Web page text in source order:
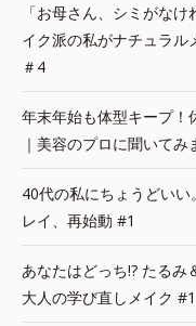
「お母さん、シミがな
イク派の私がナチュラル
＃4
年末年始も体型キープ！
｜美容のプロに聞いてみ
40代の私にちょうどい
レイ、再始動 #1
あなたはどっち!? たるみ
大人の学び直しメイク #1